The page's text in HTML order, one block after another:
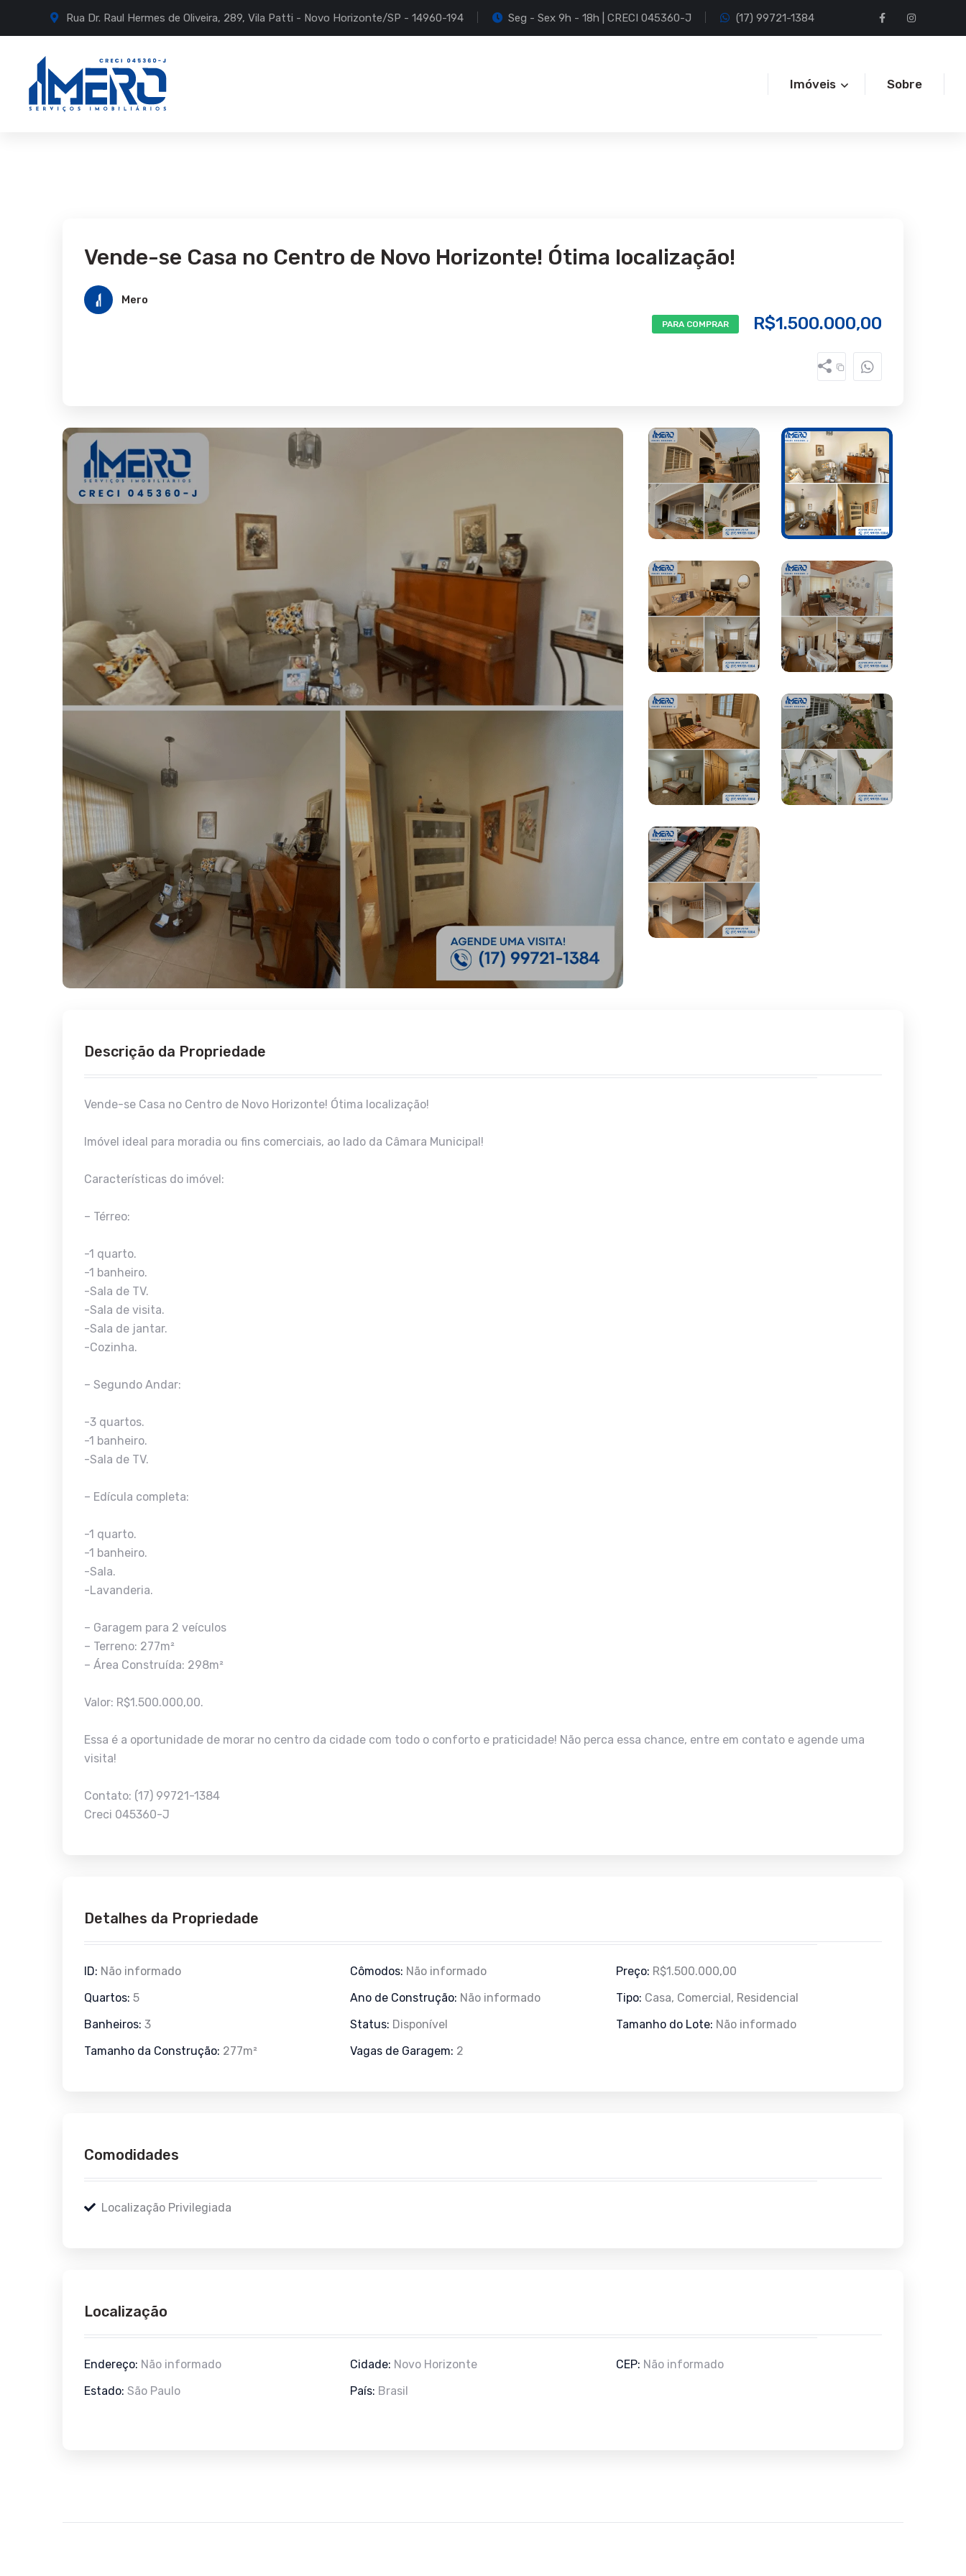
Rua Dr. Raul Hermes de Oliveira, 289, Vila Patti - Novo Horizonte/SP - 14960-194 Seg - Sex 9h - 18h | CRECI 045360-J (17) 99721-1384
Imóveis Sobre
Vende-se Casa no Centro de Novo Horizonte! Ótima localização!
Mero
PARA COMPRAR R$1.500.000,00
Descrição da Propriedade
Vende-se Casa no Centro de Novo Horizonte! Ótima localização!
Imóvel ideal para moradia ou fins comerciais, ao lado da Câmara Municipal!
Características do imóvel:
– Térreo:
-1 quarto.
-1 banheiro.
-Sala de TV.
-Sala de visita.
-Sala de jantar.
-Cozinha.
– Segundo Andar:
-3 quartos.
-1 banheiro.
-Sala de TV.
– Edícula completa:
-1 quarto.
-1 banheiro.
-Sala.
-Lavanderia.
– Garagem para 2 veículos
– Terreno: 277m²
– Área Construída: 298m²
Valor: R$1.500.000,00.
Essa é a oportunidade de morar no centro da cidade com todo o conforto e praticidade! Não perca essa chance, entre em contato e agende uma
visita!
Contato: (17) 99721-1384
Creci 045360-J
Detalhes da Propriedade
ID: Não informado Cômodos: Não informado Preço: R$1.500.000,00
Quartos: 5 Ano de Construção: Não informado Tipo: Casa, Comercial, Residencial
Banheiros: 3 Status: Disponível Tamanho do Lote: Não informado
Tamanho da Construção: 277m² Vagas de Garagem: 2
Comodidades
Localização Privilegiada
Localização
Endereço: Não informado Cidade: Novo Horizonte CEP: Não informado
Estado: São Paulo País: Brasil